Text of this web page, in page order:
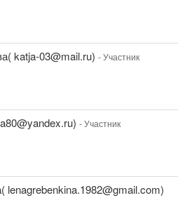
katja-03@mail.ru) - Участник
- Участник
lenagrebenkina.1982@gmail.com)